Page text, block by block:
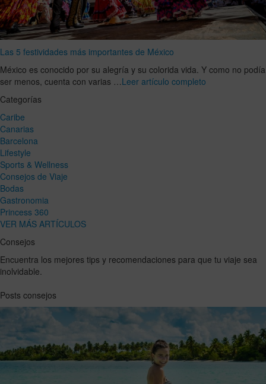
Las 5 festividades más importantes de México
México es conocido por su alegría y su colorida vida. Y como no podía
ser menos, cuenta con varias …Leer artículo completo
Categorías
Caribe
Canarias
Barcelona
Lifestyle
Sports & Wellness
Consejos de Viaje
Bodas
Gastronomia
Princess 360
VER MÁS ARTÍCULOS
Consejos
Encuentra los mejores tips y recomendaciones para que tu viaje sea
inolvidable.
Posts consejos